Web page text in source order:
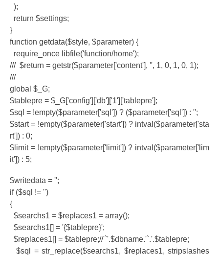
);
return $settings;
}
function getdata($style, $parameter) {
require_once libfile('function/home');
/// $return = getstr($parameter['content'], '', 1, 0, 1, 0, 1);
///
global $_G;
$tablepre = $_G['config']['db']['1']['tablepre'];
$sql = !empty($parameter['sql']) ? ($parameter['sql']) : '';
$start = !empty($parameter['start']) ? intval($parameter['sta
rt']) : 0;
$limit = !empty($parameter['limit']) ? intval($parameter['lim
it']) : 5;
$writedata = '';
if ($sql != '')
{
$searchs1 = $replaces1 = array();
$searchs1[] = '{$tablepre}';
$replaces1[] = $tablepre;//'`'.$dbname.'`.'.$tablepre;
$sql = str_replace($searchs1, $replaces1, stripslashes